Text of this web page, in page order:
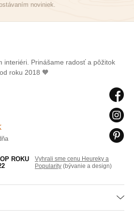
noviniek.
interiéri. Prinášame radosť a pôžitok
roku 2018 🧡
ROKU
Vyhrali sme cenu Heureky a
Popularity (bývanie a design)